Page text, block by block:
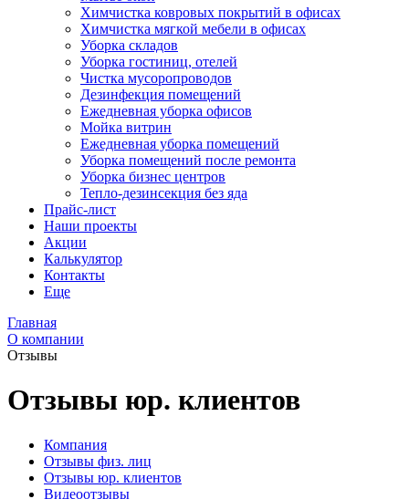
Химчистка ковровых покрытий в офисах
Химчистка мягкой мебели в офисах
Уборка складов
Уборка гостиниц, отелей
Чистка мусоропроводов
Дезинфекция помещений
Ежедневная уборка офисов
Мойка витрин
Ежедневная уборка помещений
Уборка помещений после ремонта
Уборка бизнес центров
Тепло-дезинсекция без яда
Прайс-лист
Наши проекты
Акции
Калькулятор
Контакты
Еще
Главная
О компании
Отзывы
Отзывы юр. клиентов
Компания
Отзывы физ. лиц
Отзывы юр. клиентов
Видеоотзывы